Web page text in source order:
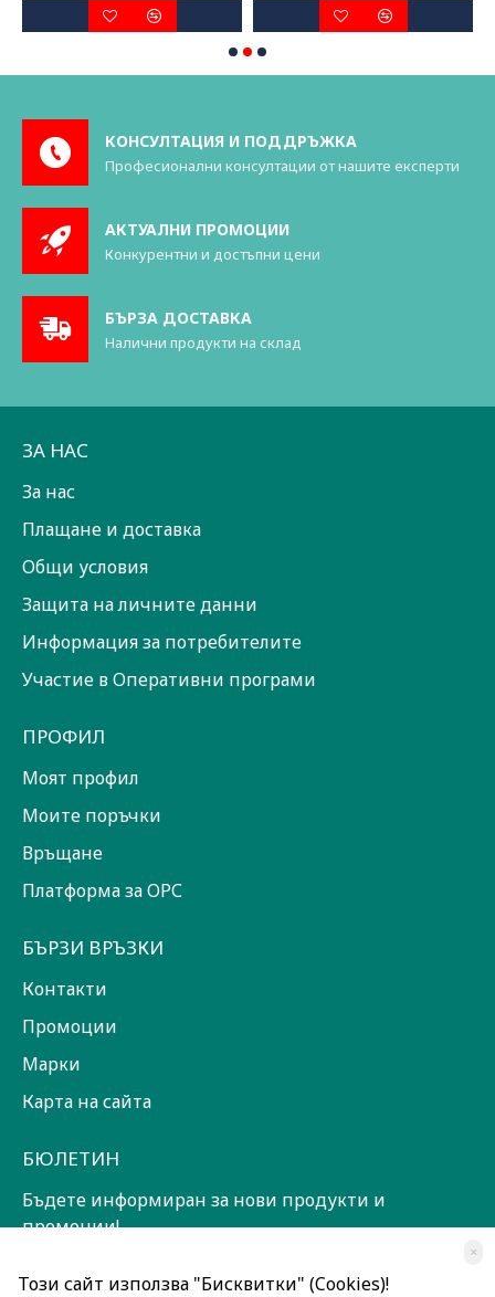
КОНСУЛТАЦИЯ И ПОДДРЪЖКА
Професионални консултации от нашите експерти
АКТУАЛНИ ПРОМОЦИИ
Конкурентни и достъпни цени
БЪРЗА ДОСТАВКА
Налични продукти на склад
ЗА НАС
За нас
Плащане и доставка
Общи условия
Защита на личните данни
Информация за потребителите
Участие в Оперативни програми
ПРОФИЛ
Моят профил
Моите поръчки
Връщане
Платформа за ОРС
БЪРЗИ ВРЪЗКИ
Контакти
Промоции
Марки
Карта на сайта
БЮЛЕТИН
Бъдете информиран за нови продукти и
промоции!
×
Този сайт използва "Бисквитки" (Cookies)!